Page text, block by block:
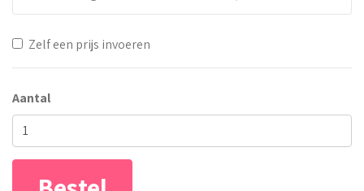
Zelf een prijs invoeren
Aantal